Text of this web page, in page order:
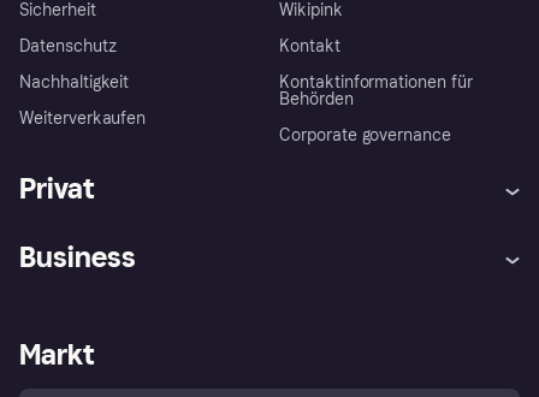
Sicherheit
Datenschutz
Nachhaltigkeit
Weiterverkaufen
Wikipink
Kontakt
Kontaktinformationen für
Behörden
Corporate governance
Privat
Klarna App
Shops entdecken
Dein Widerrufsrecht
Business
Händlerportal
Markt